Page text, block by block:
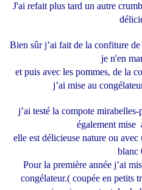
J'ai refait plus tard un autre
Bien sûr j’ai fait de la confiture
je n'en
et puis avec les pommes, de la
j’ai mise au
j’ai testé la compote
également mise
elle est délicieuse nature ou
blanc
Pour la première année j’ai
congélateur.( coupée en petits